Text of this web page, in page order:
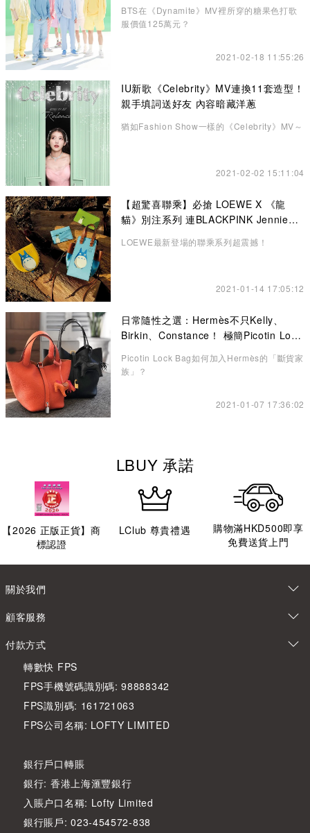
BTS在《Dynamite》MV裡所穿的糖果色打歌
服價值125萬元？
2021-02-18 11:55:26
IU新歌《Celebrity》MV連換11套造型！
親手填詞送好友 內容暗藏洋蔥
猶如Fashion Show一樣的《Celebrity》MV～
2021-02-02 15:11:04
【超驚喜聯乘】必搶 LOEWE X 《龍
貓》別注系列 連BLACKPINK Jennie也
LOEWE最新登場的聯乘系列超震撼！
2021-01-14 17:05:12
日常隨性之選：Hermès不只Kelly、
Birkin、Constance！ 極簡Picotin Lock
Picotin Lock Bag如何加入Hermès的「斷貨家
族」？
2021-01-07 17:36:02
LBUY 承諾
【2026 正版正貨】商
標認證
LClub 尊貴禮遇
購物滿HKD500即享
免費送貨上門
關於我們
顧客服務
付款方式
轉數快 FPS
FPS手機號碼識別碼: 98888342
FPS識別碼: 161721063
FPS公司名稱: LOFTY LIMITED
銀行戶口轉賬
銀行: 香港上海滙豐銀行
入賬户口名稱: Lofty Limited
銀行賬戶: 023-454572-838